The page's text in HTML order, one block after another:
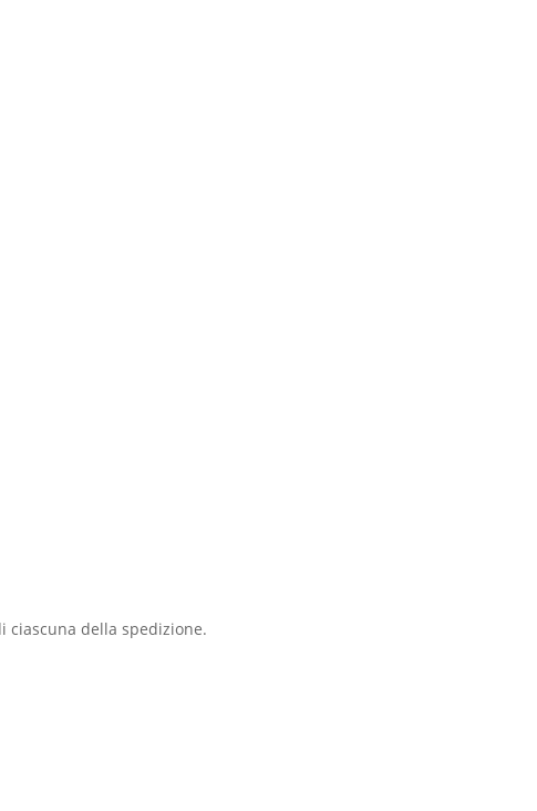
ciascuna della spedizione.